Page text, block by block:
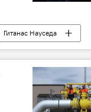
Гитанас Науседа